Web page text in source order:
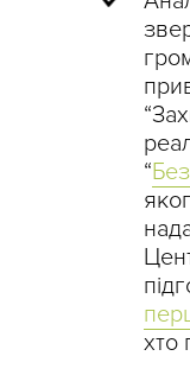
“
хто